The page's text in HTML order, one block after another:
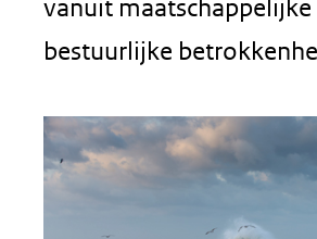
vanuit maatschappelijke
bestuurlijke